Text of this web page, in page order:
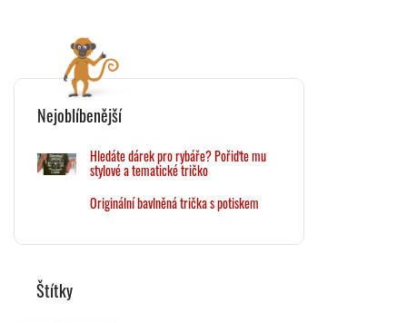
Nejoblíbenější
Hledáte dárek pro rybáře? Pořiďte mu
stylové a tematické tričko
Originální bavlněná trička s potiskem
Štítky